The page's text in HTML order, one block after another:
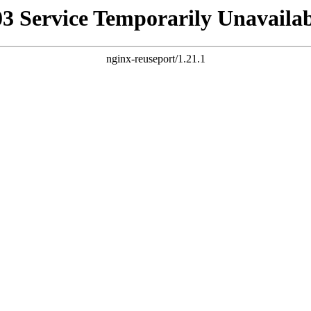
Service Temporarily
nginx-reuseport/1.21.1